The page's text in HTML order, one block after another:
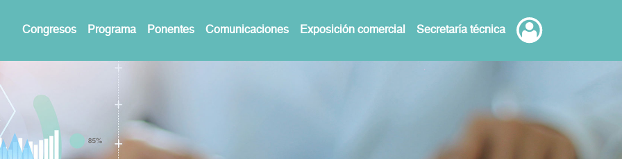
Congresos Programa Ponentes Comunicaciones Exposición comercial Secretaría técnica